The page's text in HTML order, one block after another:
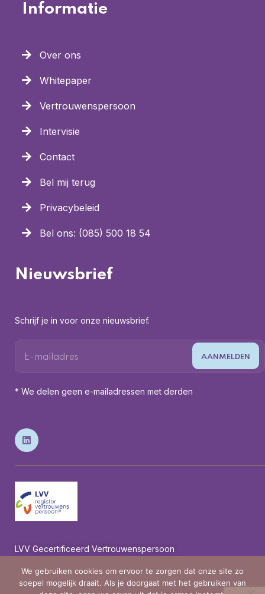
Informatie
Over ons
Whitepaper
Vertrouwenspersoon
Intervisie
Contact
Bel mij terug
Privacybeleid
Bel ons: (085) 500 18 54
Nieuwsbrief
Schrijf je in voor onze nieuwsbrief.
* We delen geen e-mailadressen met derden
LVV Gecertificeerd Vertrouwenspersoon
We gebruiken cookies om ervoor te zorgen dat onze site zo
soepel mogelijk draait. Als je doorgaat met het gebruiken van